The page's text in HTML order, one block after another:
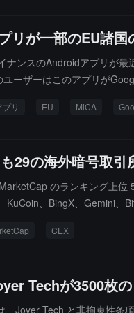
リが一部のEU諸
ンスのAndroidアプリが
ーザーはこのアプリが
ザーに対して、特定のサー
リ EU MiCA
29の海外暗号取
のランキング上
KuCoin、BingX、Gemini、
CEX
Techが3500枚
Joyer Tech と非拘束性条